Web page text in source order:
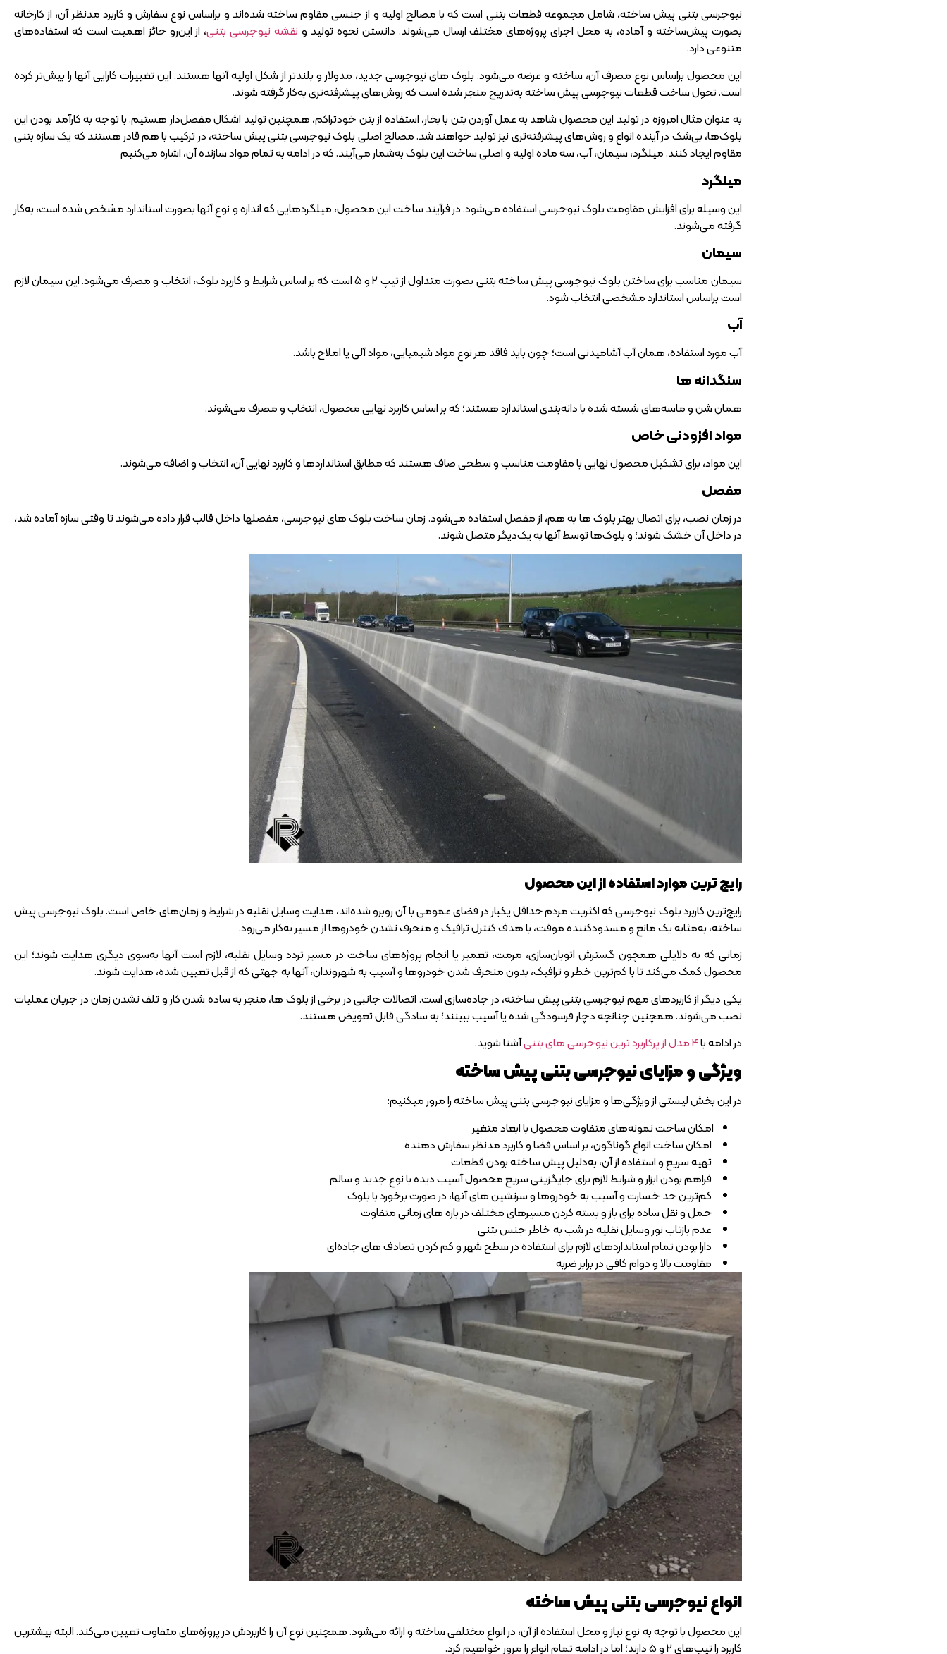
نیوجرسی بتنی پیش ساخته، شامل مجموعه قطعات بتنی است که با مصالح اولیه و از جنسی مقاوم ساخته شده‌اند و براساس نوع سفارش و کاربرد مدنظر آن، از کارخانه
بصورت پیش‌ساخته و آماده، به محل اجرای پروژه‌های مختلف ارسال می‌شوند. دانستن نحوه تولید و نقشه نیوجرسی بتنی، از این‌رو حائز اهمیت است که استفاده‌های
متنوعی دارد.
این محصول براساس نوع مصرف آن، ساخته و عرضه می‌شود. بلوک های نیوجرسی جدید، مدولار و بلندتر از شکل اولیه آنها هستند. این تغییرات کارایی آنها را بیش‌تر کرده
است. تحول ساخت قطعات نیوجرسی پیش ساخته به‌تدریج منجر شده است که روش‌های پیشرفته‌تری به‌کار گرفته شوند.
به عنوان مثال امروزه در تولید این محصول شاهد به عمل آوردن بتن با بخار، استفاده از بتن خودتراکم، همچنین تولید اشکال مفصل‌دار هستیم. با توجه به کارآمد بودن این
بلوک‌ها، بی‌شک در آینده انواع و روش‌های پیشرفته‌تری نیز تولید خواهند شد. مصالح اصلی بلوک نیوجرسی بتنی پیش ساخته، در ترکیب با هم قادر هستند که یک سازه بتنی
مقاوم ایجاد کنند. میلگرد، سیمان، آب، سه ماده اولیه و اصلی ساخت این بلوک به‌شمار می‌آیند. که در ادامه به تمام مواد سازنده آن، اشاره می‌کنیم
میلگرد
این وسیله برای افزایش مقاومت بلوک نیوجرسی استفاده می‌شود. در فرآیند ساخت این محصول، میلگردهایی که اندازه و نوع آنها بصورت استاندارد مشخص شده است، به‌کار
گرفته می‌شوند.
سیمان
سیمان مناسب برای ساختن بلوک نیوجرسی پیش ساخته بتنی بصورت متداول از تیپ 2 و 5 است که بر اساس شرایط و کاربرد بلوک، انتخاب و مصرف می‌شود. این سیمان لازم
است براساس استاندارد مشخصی انتخاب شود.
آب
آب مورد استفاده، همان آب آشامیدنی است؛ چون باید فاقد هر نوع مواد شیمیایی، مواد آلی یا املاح باشد.
سنگدانه‌ ها
همان شن و ماسه‌های شسته شده با دانه‌بندی استاندارد هستند؛ که بر اساس کاربرد نهایی محصول، انتخاب و مصرف می‌شوند.
مواد افزودنی خاص
این مواد، برای تشکیل محصول نهایی با مقاومت مناسب و سطحی صاف هستند که مطابق استانداردها و کاربرد نهایی آن، انتخاب و اضافه می‌شوند.
مفصل
در زمان نصب، برای اتصال بهتر بلوک ها به هم، از مفصل استفاده می‌شود. زمان ساخت بلوک های نیوجرسی، مفصلها داخل قالب قرار داده می‌شوند تا وقتی سازه آماده ‌شد،
در داخل آن خشک شوند؛ و بلوک‌ها توسط آنها به یک‌دیگر متصل شوند.
رایج‌ ترین موارد استفاده از این محصول
رایج‌ترین کاربرد بلوک نیوجرسی که اکثریت مردم حداقل یکبار در فضای عمومی با آن روبرو شده‌اند، هدایت وسایل نقلیه در شرایط و زمان‌های خاص است. بلوک نیوجرسی پیش
ساخته، به‌مثابه یک مانع و مسدودکننده موقت، با هدف کنترل ترافیک و منحرف نشدن خودروها از مسیر به‌کار می‌رود.
زمانی که به دلایلی همچون گسترش اتوبان‌سازی، مرمت، تعمیر یا انجام پروژه‌های ساخت در مسیر تردد وسایل نقلیه، لازم است آنها به‌سوی دیگری هدایت شوند؛ این
محصول کمک می‌کند تا با کم‌ترین خطر و ترافیک، بدون منحرف شدن خودروها و آسیب به شهروندان، آنها به جهتی که از قبل تعیین شده، هدایت شوند.
یکی دیگر از کاربرد‌های مهم نیوجرسی بتنی پیش ساخته، در جاده‌سازی است. اتصالات جانبی در برخی از بلوک ها، منجر به ساده شدن کار و تلف نشدن زمان در جریان عملیات
نصب می‌شوند. همچنین چنانچه دچار فرسودگی شده یا آسیب ببینند؛ به سادگی قابل تعویض هستند.
در ادامه با4 مدل از پرکاربرد ترین نیوجرسی های بتنی آشنا شوید.
ویژگی و مزایای نیوجرسی بتنی پیش ساخته
در این بخش لیستی از ویژگی‌ها و مزایای نیوجرسی بتنی پیش ساخته را مرور می‎کنیم:
امکان ساخت نمونه‌های متفاوت محصول با ابعاد متغیر
امکان ساخت انواع گوناگون، بر اساس فضا و کاربرد مدنظر سفارش دهنده
تهیه سریع و استفاده از آن، به‌دلیل پیش ساخته بودن قطعات
فراهم بودن ابزار و شرایط لازم برای جایگزینی سریع محصول آسیب دیده با نوع جدید و سالم
کم‌ترین حد خسارت و آسیب به خودروها و سرنشین‌ های آنها، در صورت برخورد با بلوک
حمل و نقل ساده برای باز و بسته کردن مسیرهای مختلف در بازه‌ های زمانی متفاوت
عدم بازتاب نور وسایل نقلیه در شب به خاطر جنس بتنی
دارا بودن تمام استانداردهای لازم برای استفاده در سطح شهر و کم کردن تصادف‌ های جاده‌ای
مقاومت بالا و دوام کافی در برابر ضربه
انواع نیوجرسی بتنی پیش ساخته
این محصول با توجه به نوع نیاز و محل استفاده از آن، در انواع مختلفی ساخته و ارائه می‌شود. همچنین نوع آن را کاربردش در پروژه‌های متفاوت تعیین می‌کند. البته بیشترین
کاربرد را تیپ‌های 2 و 5 دارند؛ اما در ادامه تمام انواع را مرور خواهیم کرد.